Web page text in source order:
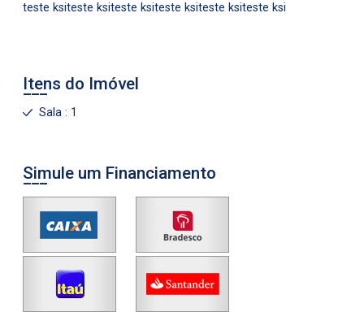
teste ksiteste ksiteste ksiteste ksiteste ksiteste ksi
Itens do Imóvel
Sala : 1
Simule um Financiamento